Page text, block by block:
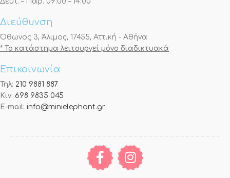
Διεύθυνση
Όθωνος 3, Άλιμος, 17455, Αττική - Αθήνα
* Το κατάστημα λειτουργεί μόνο διαδικτυακά
Επικοινωνία
Τηλ: 210 9881 887
Κιν: 698 9835 045
E-mail: info@minielephant.gr